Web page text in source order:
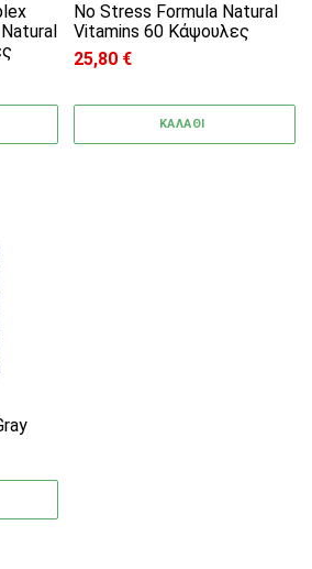
No Stress Formula Natural
Vitamins 60 Κάψουλες
25,80 €
ΚΑΛΑΘΙ
28,18 €
έχει πολλαπλές